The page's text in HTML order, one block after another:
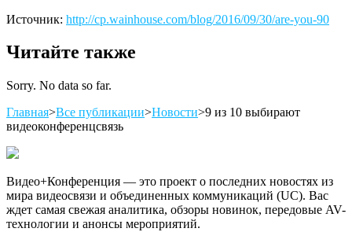
Источник: http://cp.wainhouse.com/blog/2016/09/30/are-you-90
Читайте также
Sorry. No data so far.
Главная>Все публикации>Новости>9 из 10 выбирают
видеоконференцсвязь
Видео+Конференция — это проект о последних новостях из
мира видеосвязи и объединенных коммуникаций (UC). Вас
ждет самая свежая аналитика, обзоры новинок, передовые AV-
технологии и анонсы мероприятий.